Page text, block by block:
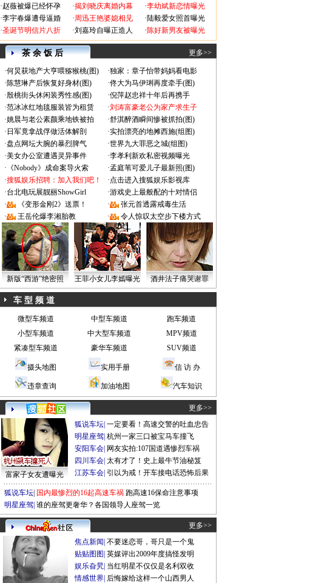
·赵薇被爆已经怀孕
·李宇春爆遭母逼婚
·圣诞节明信片八折
·揭刘晓庆离婚内幕
·周迅王艳婆媳相见
·刘嘉玲自曝正造人
·李幼斌新恋情曝光
·陆毅爱女照首曝光
·陈好新男友被曝光
茶 余 饭 后 更多>>
·何炅获地产大亨喂猕猴桃(图) ·独家：章子怡带妈妈看电影
·陈慧琳产后恢复好身材(图) ·佟大为马伊琍再度牵手(图)
·殷桃街头休闲装秀性感(图) ·倪萍赵忠祥十年后再携手
·范冰冰红地毯服装皆为租赁 ·刘涛富豪老公为家产求生子
·姚晨与老公素颜乘地铁被拍 ·舒淇醉酒瞬间惨被抓拍(图)
· 日军竟拿战俘做活体解剖 ·实拍漂亮的地摊西施(组图)
·盘点网坛大腕的暴烈脾气 ·世界九大罪恶之城(组图)
·美女办公室遭遇灵异事件 ·李孝利新欢私密视频曝光
· 《Nobody》成命案导火索 ·孟庭苇可爱儿子最新照(图)
·搜狐娱乐招聘：加入我们吧！ ·点击进入搜狐娱乐影视库
·台北电玩展靓丽ShowGirl ·游戏史上最般配的十对情侣
·
《变形金刚2》送票！ ·
张元首透露戒毒生活
·
王岳伦爆李湘胎教 · 令人惊叹太空步下楼方式
新版“西游”绝密照 王菲小女儿李嫣曝光 酒井法子痛哭谢罪
车 型 频 道
微型车频道 中型车频道
跑车频道
小型车频道
中大型车频道
MPV频道
紧凑型车频道
豪华车频道 SUV频道
摄头地图 实用手册 信 访 办
违章查询 加油地图 汽车知识
更多>>
富家子女友遭曝光
狐说车坛 一定要看！高速交警的吐血忠告
明星座驾 杭州一家三口被宝马车撞飞
安阳车会 网友实拍:107国道遇惨烈车祸
四川车会 太有才了！史上最牛节油秘笈
江苏车会 引以为戒！开车接电话恐怖后果
狐说车坛 国内最惨烈的16起高速车祸 跑高速16保命注意事项
明星座驾 谁的座驾更奢华？各国领导人座驾一览
更多>>
焦点新闻 不要迷恋哥，哥只是一个鬼
贴贴图图 英媒评出2009年度搞怪发明
娱乐旮旯 当红明星不仅仅是名利双收
情感世界 后悔嫁给这样一个山西男人